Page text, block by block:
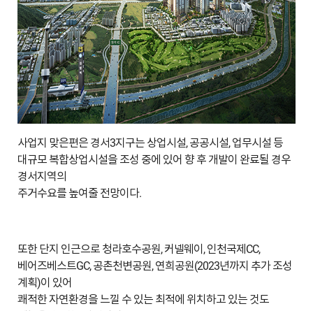
사업지 맞은편은 경서3지구는 상업시설, 공공시설, 업무시설 등
대규모 복합상업시설을 조성 중에 있어 향 후 개발이 완료될 경우
경서지역의
주거수요를 높여줄 전망이다.
또한 단지 인근으로 청라호수공원, 커넬웨이, 인천국제CC,
베어즈베스트GC, 공촌천변공원, 연희공원(2023년까지 추가 조성
계획)이 있어
쾌적한 자연환경을 느낄 수 있는 최적에 위치하고 있는 것도